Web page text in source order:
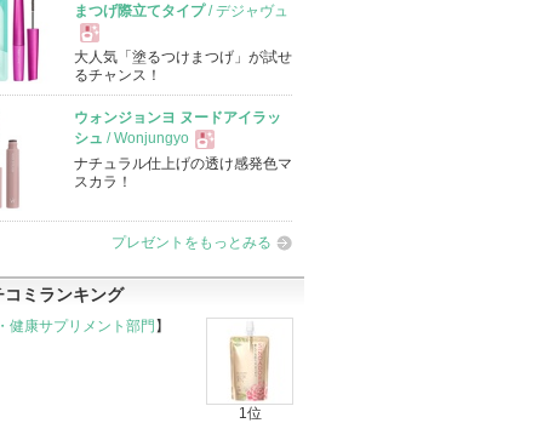
まつげ際立てタイプ/ デジャヴュ
現
品
大人気「塗るつけまつげ」が試せ
るチャンス！
ウォンジョンヨ ヌードアイラッ
シュ / Wonjungyo
現
品
ナチュラル仕上げの透け感発色マ
スカラ！
プレゼントをもっとみる
コミランキング
健康サプリメント部門 】
1位